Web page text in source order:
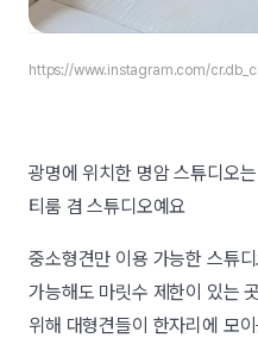
https://www.instagram.com/
광명에 위치한 명암 스튜디오
티룸 겸 스튜디오예요
중소형견만 이용 가능한 스튜
가능해도 마릿수 제한이 있는
위해 대형견들이 한자리에 모